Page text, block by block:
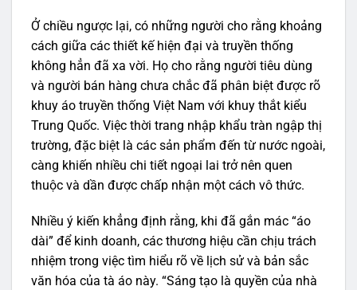
Ở chiều ngược lại, có những người cho rằng khoảng
cách giữa các thiết kế hiện đại và truyền thống
không hẳn đã xa vời. Họ cho rằng người tiêu dùng
và người bán hàng chưa chắc đã phân biệt được rõ
khuy áo truyền thống Việt Nam với khuy thắt kiểu
Trung Quốc. Việc thời trang nhập khẩu tràn ngập thị
trường, đặc biệt là các sản phẩm đến từ nước ngoài,
càng khiến nhiều chi tiết ngoại lai trở nên quen
thuộc và dần được chấp nhận một cách vô thức.
Nhiều ý kiến khẳng định rằng, khi đã gắn mác “áo
dài” để kinh doanh, các thương hiệu cần chịu trách
nhiệm trong việc tìm hiểu rõ về lịch sử và bản sắc
văn hóa của tà áo này. “Sáng tạo là quyền của nhà